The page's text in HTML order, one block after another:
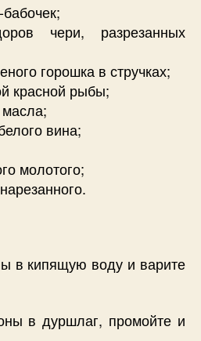
чери, разрезанных
горошка в стручках;
красной рыбы;
вина;
молотого;
в кипящую воду и варите
в дуршлаг, промойте и